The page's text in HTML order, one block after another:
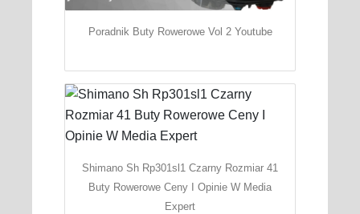
Poradnik Buty Rowerowe Vol 2 Youtube
Shimano Sh Rp301sl1 Czarny Rozmiar 41
Buty Rowerowe Ceny I Opinie W Media
Expert